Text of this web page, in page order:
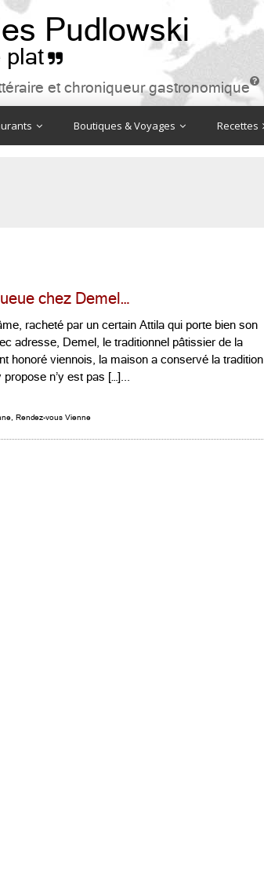
Pudlowski
plat 
et chroniqueur gastronomique

Boutiques & Voyages Recettes
chez Demel…
racheté par un certain Attila qui porte bien son
adresse, Demel, le traditionnel pâtissier de la
honoré viennois, la maison a conservé la tradition
n’y est pas […]...
Rendez-vous Vienne